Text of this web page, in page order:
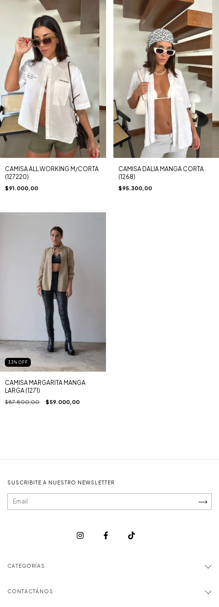
CAMISA ALL WORKING M/CORTA
(127220)
$91.000,00
CAMISA DALIA MANGA CORTA
(1268)
$95.300,00
33% OFF
CAMISA MARGARITA MANGA
LARGA (1271)
$87.800,00 $59.000,00
SUSCRIBITE A NUESTRO NEWSLETTER
CATEGORÍAS
CONTACTÁNOS